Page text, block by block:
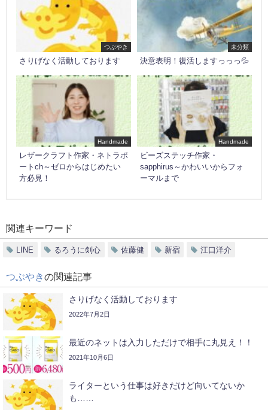
つぶやき
さりげなく活動しております
未分類
決意表明！復活しますっっっ💦
Handmade
レザークラフト作家・ネトラポ
ートch～ゼロからはじめたい
方必見！
Handmade
ビーズステッチ作家・
sapphirus～かわいいからフォ
ーマルまで
関連キーワード
LINE るろうに剣心 佐藤健 新宿 江口洋介
つぶやきの関連記事
さりげなく活動しております
2022年7月2日
最近のネットは入力しただけで相手に丸見え！！
2021年10月6日
ライターという仕事は好きだけど向いてないか
も……